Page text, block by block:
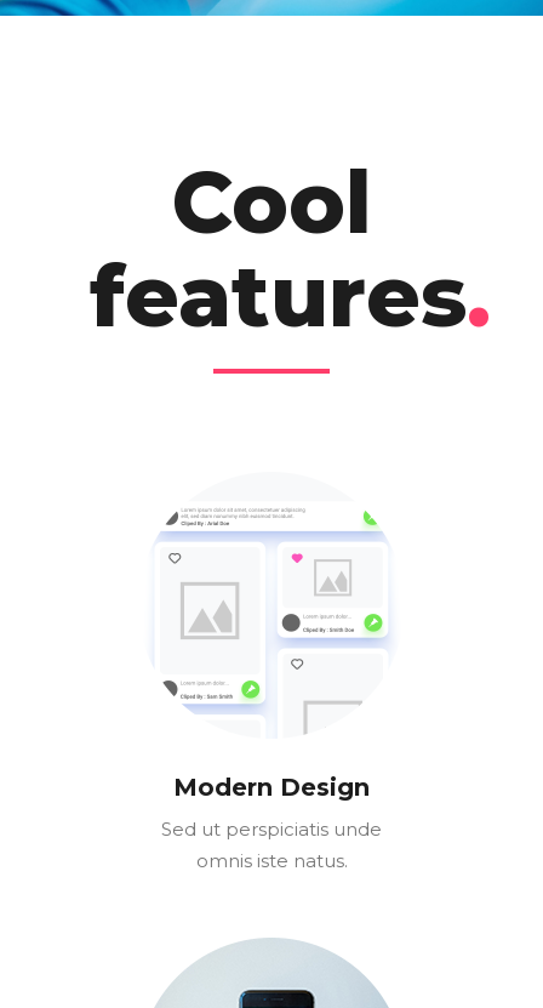
Cool
features.
Modern Design
Sed ut perspiciatis unde
omnis iste natus.